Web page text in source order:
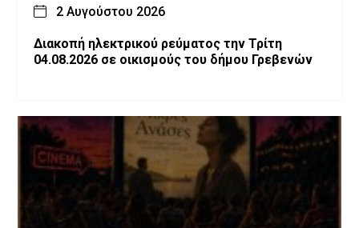
2 Αυγούστου 2026
Διακοπή ηλεκτρικού ρεύματος την Τρίτη
04.08.2026 σε οικισμούς του δήμου Γρεβενών